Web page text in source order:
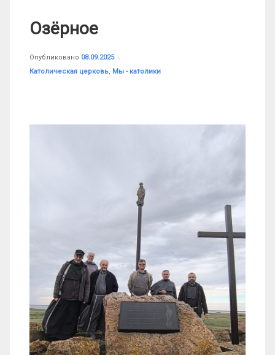
Озёрное
Опубликовано 08.09.2025
Рубрики:
Католическая церковь, Мы - католики